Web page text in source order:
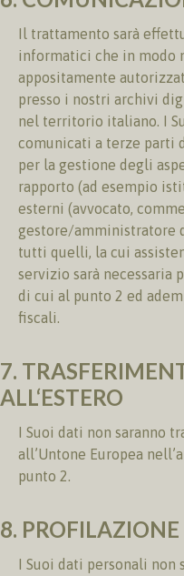
Il trattamento sarà
informatici che in modo
appositamente
presso i nostri archivi
nel territorio italiano. I
comunicati a terze parti
per la gestione degli
rapporto (ad esempio
esterni (avvocato,
gestore/amministratore
tutti quelli, la cui
servizio sarà necessaria
di cui al punto 2 ed
fiscali.
7.
ALL‘ESTERO
I Suoi dati non saranno
all’Untone Europea
punto 2.
8. PROFILAZIONE
I Suoi dati personali non